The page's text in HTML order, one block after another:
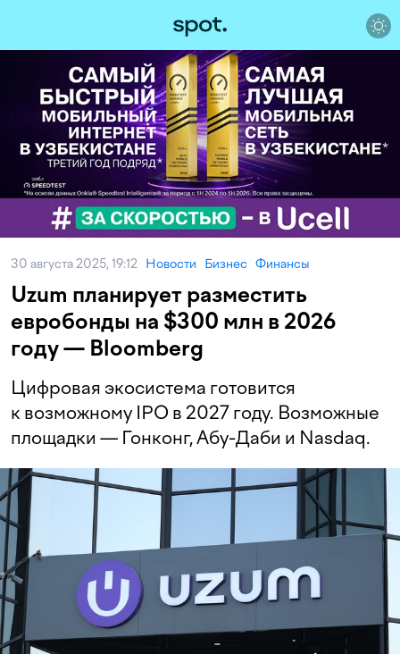
30 августа 2025, 19:12 Новости Бизнес Финансы
Uzum планирует разместить
евробонды на $300 млн в 2026
году — Bloomberg
Цифровая экосистема готовится
к возможному IPO в 2027 году. Возможные
площадки — Гонконг, Абу-Даби и Nasdaq.